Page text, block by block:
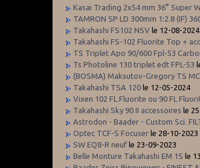
Kasai Trading 2x54 mm 36° Super
TAMRON SP LD 300mm 1:2.8 (IF)
Takahashi FS102 NSV le 12-08-2024
Takahashi FS-102 Fluorite Top +
TS Triplet Apo 90/600 Fpl-53
Ts Photoline 130 triplet edt FPL-53
(BOSMA) Maksutov-Gregory TS
Takahashi TSA 120 le 12-05-2024
Vixen 102 FL Fluorite ou 90 FL
Takahashi Sky 90 II accessoires le
Astrodon - Baader - Custom Sci.
Optec TCF-S Focuser le 28-10-2023
SW EQ8-R neuf le 23-09-2023
Belle Monture Takahashi EM 1S le